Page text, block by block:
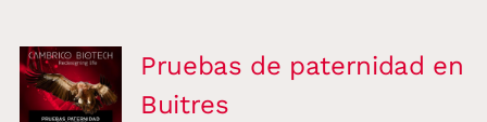
Pruebas de paternidad en
Buitres